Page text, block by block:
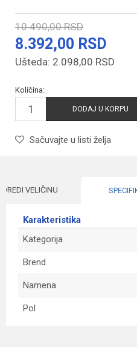
10.490,00 RSD
8.392,00 RSD
Ušteda: 2.098,00 RSD
Količina:
DODAJ U KORPU
Sačuvajte u listi želja
VELIČINU
Karakteristika
Kategorija
Brend
Namena
Pol